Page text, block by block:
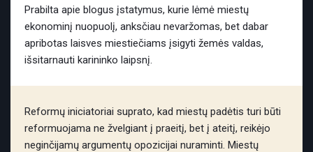
Prabilta apie blogus įstatymus, kurie lėmė miestų
ekonominį nuopuolį, anksčiau nevaržomas, bet dabar
apribotas laisves miestiečiams įsigyti žemės valdas,
išsitarnauti karininko laipsnį.
Reformų iniciatoriai suprato, kad miestų padėtis turi būti
reformuojama ne žvelgiant į praeitį, bet į ateitį, reikėjo
neginčijamų argumentų opozicijai nuraminti. Miestų